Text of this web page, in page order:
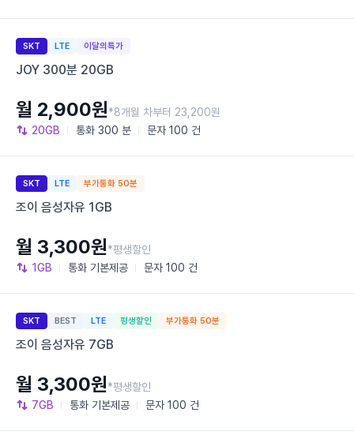
SKT LTE 이달의특가
JOY 300분 20GB
20GB 통화 300 분 문자 100 건
월 2,900원*8개월 차부터 23,200원
SKT LTE 부가통화 50분
조이 음성자유 1GB
1GB 통화 기본제공 문자 100 건
월 3,300원*평생할인
SKT BEST LTE 평생할인 부가통화 50분
조이 음성자유 7GB
7GB 통화 기본제공 문자 100 건
월 3,300원*평생할인